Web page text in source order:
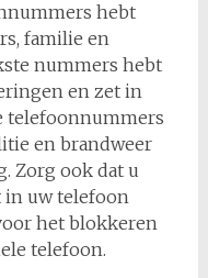
hebt
familie en
nummers hebt
en zet in
telefoonnummers
en brandweer
Zorg ook dat u
uw telefoon
het blokkeren
telefoon.